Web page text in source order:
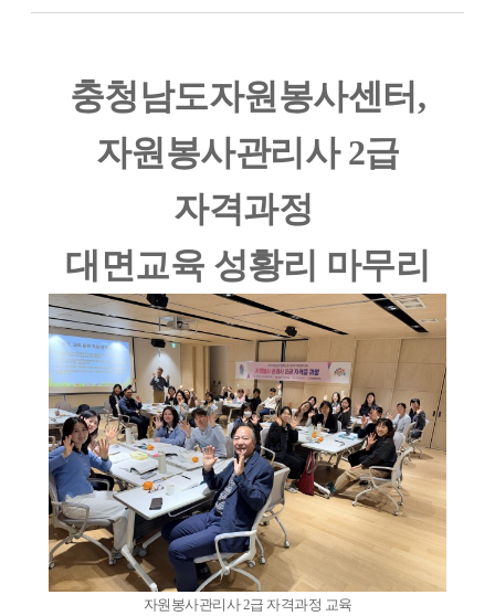
충청남도자원봉사센터,
자원봉사관리사 2급
자격과정
대면교육 성황리 마무리
자원봉사관리사 2급 자격과정 교육